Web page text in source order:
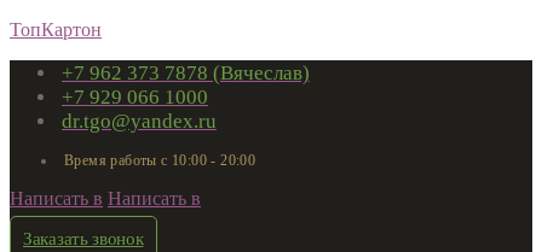
ТопКартон
+7 962 373 7878 (Вячеслав)
+7 929 066 1000
dr.tgo@yandex.ru
Время работы с 10:00 - 20:00
Написать в Написать в
Заказать звонок